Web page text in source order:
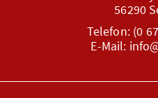
56290
Telefon: (0
E-Mail: